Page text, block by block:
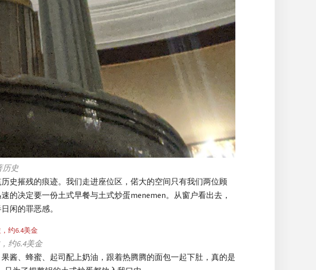
历史
史摧残的痕迹。我们走进座位区，偌大的空间只有我们两位顾
的决定要一份土式早餐与土式炒蛋menemen。从窗户看出去，
闲的罪恶感。
约6.4美金
酱、蜂蜜、起司配上奶油，跟着热腾腾的面包一起下肚，真的是